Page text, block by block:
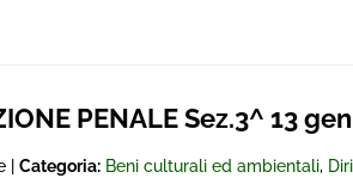
PENALE Sez.3^ 13
| Categoria: Beni culturali ed ambientali,